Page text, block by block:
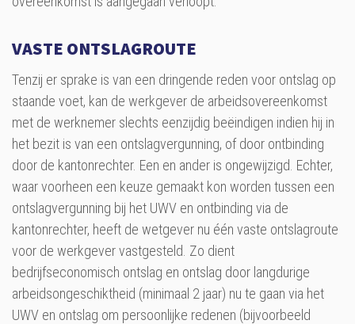
VASTE ONTSLAGROUTE
Tenzij er sprake is van een dringende reden voor ontslag op
staande voet, kan de werkgever de arbeidsovereenkomst
met de werknemer slechts eenzijdig beëindigen indien hij in
het bezit is van een ontslagvergunning, of door ontbinding
door de kantonrechter. Een en ander is ongewijzigd. Echter,
waar voorheen een keuze gemaakt kon worden tussen een
ontslagvergunning bij het UWV en ontbinding via de
kantonrechter, heeft de wetgever nu één vaste ontslagroute
voor de werkgever vastgesteld. Zo dient
bedrijfseconomisch ontslag en ontslag door langdurige
arbeidsongeschiktheid (minimaal 2 jaar) nu te gaan via het
UWV en ontslag om persoonlijke redenen (bijvoorbeeld